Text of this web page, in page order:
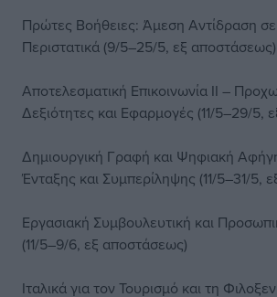
Πρώτες Βοήθειες: Άμεση Αντίδραση
Περιστατικά (9/5–25/5, εξ αποστάσεως)
Αποτελεσματική Επικοινωνία ΙΙ –
Δεξιότητες και Εφαρμογές (11/5–29/5,
Δημιουργική Γραφή και Ψηφιακή
Ένταξης και Συμπερίληψης (11/5–31/5,
Εργασιακή Συμβουλευτική και
(11/5–9/6, εξ αποστάσεως)
Ιταλικά για τον Τουρισμό και τη